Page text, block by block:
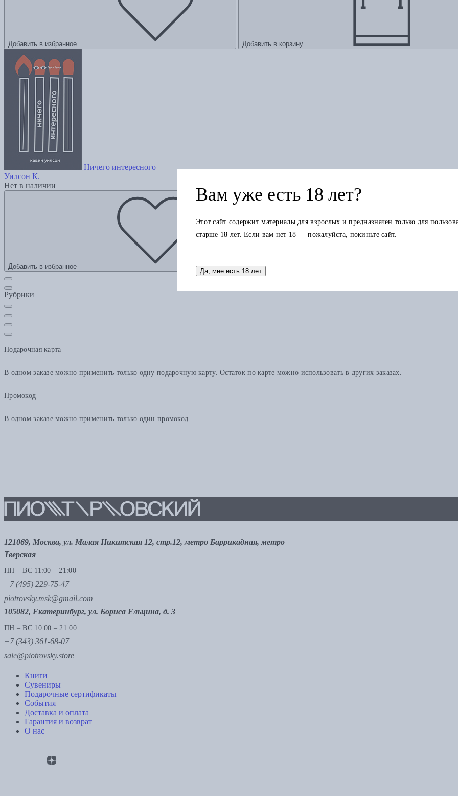
Добавить в избранное Добавить в корзину
Ничего интересного
Уилсон К.
Нет в наличии
Добавить в избранное Добавить в корзину
Рубрики
Подарочная карта
В одном заказе можно применить только одну подарочную карту. Остаток по карте можно использовать в других заказах.
Промокод
В одном заказе можно применить только один промокод
121069, Москва, ул. Малая Никитская 12, стр.12, метро Баррикадная, метро
Тверская
ПН – ВС 11:00 – 21:00
+7 (495) 229-75-47
piotrovsky.msk@gmail.com
105082, Екатеринбург, ул. Бориса Ельцина, д. 3
ПН – ВС 10:00 – 21:00
+7 (343) 361-68-07
sale@piotrovsky.store
Книги
Сувениры
Подарочные сертификаты
События
Доставка и оплата
Гарантия и возврат
О нас
Вам уже есть 18 лет?
Этот сайт содержит материалы для взрослых и предназначен только для
старше 18 лет. Если вам нет 18 — пожалуйста, покиньте сайт.
Да, мне есть 18 лет